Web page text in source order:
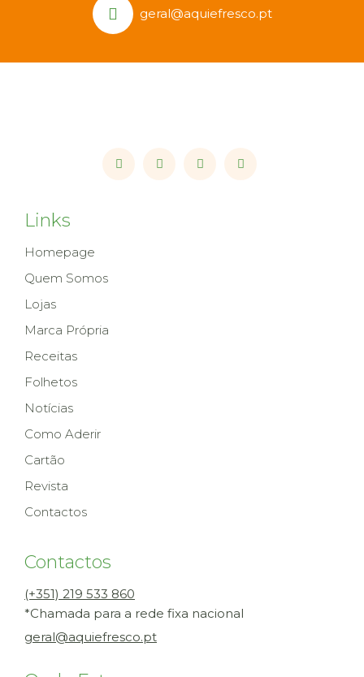
geral@aquiefresco.pt
Links
Homepage
Quem Somos
Lojas
Marca Própria
Receitas
Folhetos
Notícias
Como Aderir
Cartão
Revista
Contactos
Contactos
(+351) 219 533 860
*Chamada para a rede fixa nacional
geral@aquiefresco.pt